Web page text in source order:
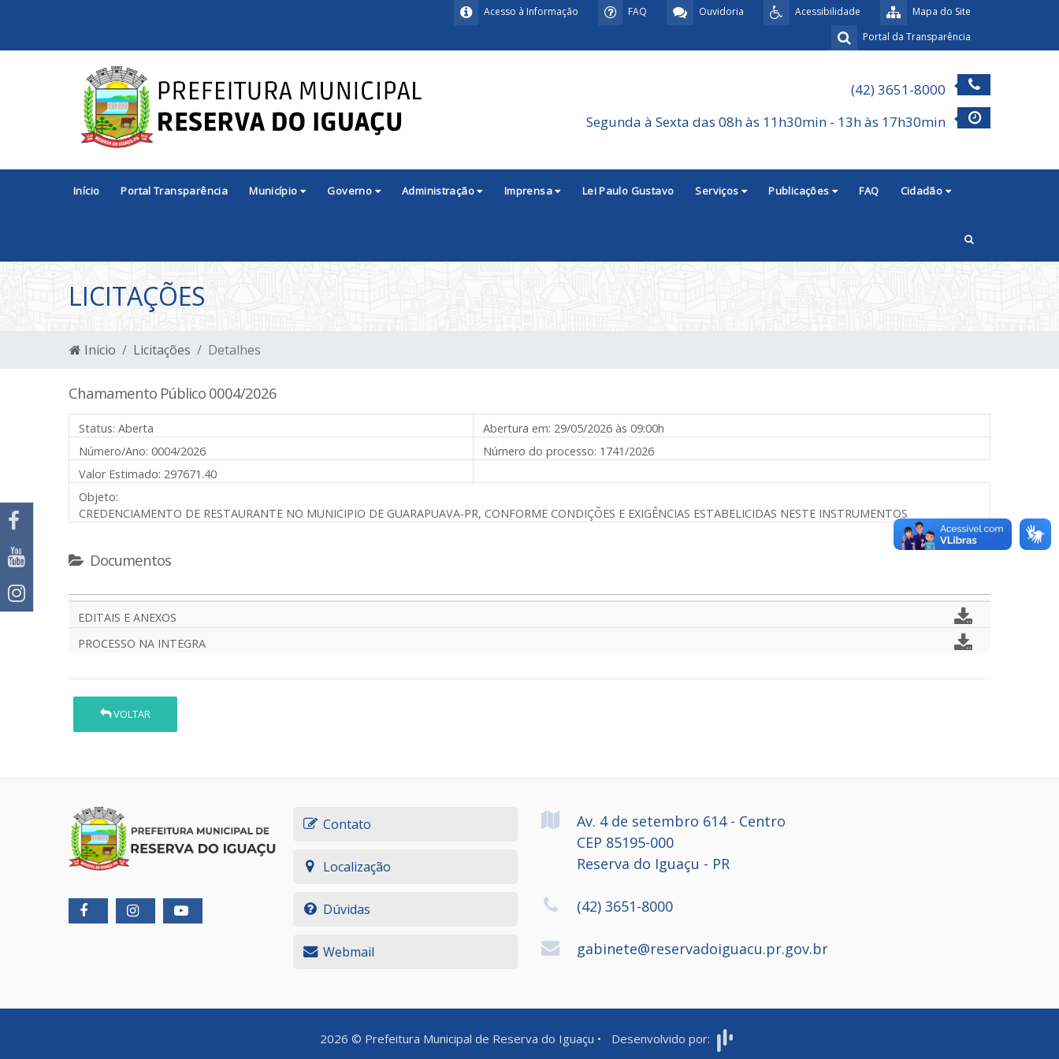
Mapa do Site
Acessibilidade
Ouvidoria
FAQ
Acesso à Informação
Portal da Transparência
(42) 3651-8000
Segunda à Sexta das 08h às 11h30min - 13h às 17h30min
Início Portal Transparência Município Governo Administração Imprensa Lei Paulo Gustavo Serviços Publicações FAQ Cidadão
LICITAÇÕES
Início Licitações Detalhes
Chamamento Público 0004/2026
Status: Aberta Abertura em: 29/05/2026 às 09:00h
Número/Ano: 0004/2026 Número do processo: 1741/2026
Valor Estimado: 297671.40
Objeto:
CREDENCIAMENTO DE RESTAURANTE NO MUNICIPIO DE GUARAPUAVA-PR, CONFORME CONDIÇÕES E EXIGÊNCIAS ESTABELICIDAS NESTE INSTRUMENTOS
Documentos
EDITAIS E ANEXOS
PROCESSO NA INTEGRA
VOLTAR
Contato
Localização
Dúvidas
Webmail
Av. 4 de setembro 614 - Centro
CEP 85195-000
Reserva do Iguaçu - PR
(42) 3651-8000
gabinete@reservadoiguacu.pr.gov.br
2026 © Prefeitura Municipal de Reserva do Iguaçu • Desenvolvido por: